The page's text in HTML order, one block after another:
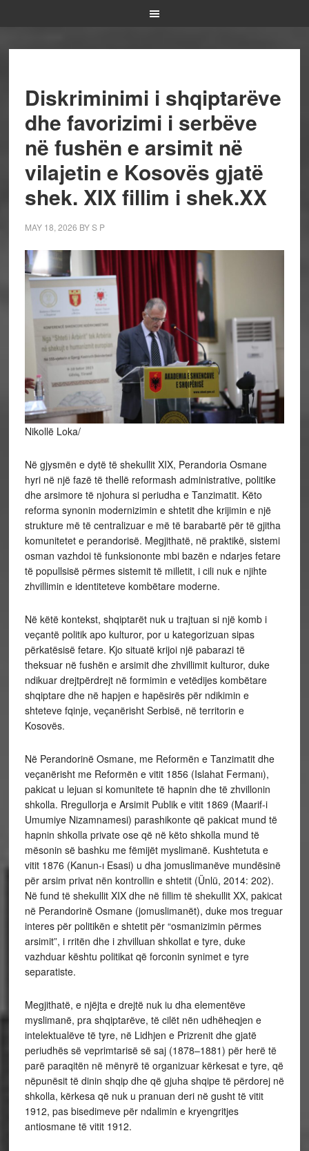
Diskriminimi i shqiptarëve
dhe favorizimi i serbëve
në fushën e arsimit në
vilajetin e Kosovës gjatë
shek. XIX fillim i shek.XX
MAY 18, 2026 BYS P
Nikollë Loka/
Në gjysmën e dytë të shekullit XIX, Perandoria Osmane
hyri në një fazë të thellë reformash administrative, politike
dhe arsimore të njohura si periudha e Tanzimatit. Këto
reforma synonin modernizimin e shtetit dhe krijimin e një
strukture më të centralizuar e më të barabartë për të gjitha
komunitetet e perandorisë. Megjithatë, në praktikë, sistemi
osman vazhdoi të funksiononte mbi bazën e ndarjes fetare
të popullsisë përmes sistemit të milletit, i cili nuk e njihte
zhvillimin e identiteteve kombëtare moderne.
Në këtë kontekst, shqiptarët nuk u trajtuan si një komb i
veçantë politik apo kulturor, por u kategorizuan sipas
përkatësisë fetare. Kjo situatë krijoi një pabarazi të
theksuar në fushën e arsimit dhe zhvillimit kulturor, duke
ndikuar drejtpërdrejt në formimin e vetëdijes kombëtare
shqiptare dhe në hapjen e hapësirës për ndikimin e
shteteve fqinje, veçanërisht Serbisë, në territorin e
Kosovës.
Në Perandorinë Osmane, me Reformën e Tanzimatit dhe
veçanërisht me Reformën e vitit 1856 (Islahat Fermanı),
pakicat u lejuan si komunitete të hapnin dhe të zhvillonin
shkolla. Rregullorja e Arsimit Publik e vitit 1869 (Maarif-i
Umumiye Nizamnamesi) parashikonte që pakicat mund të
hapnin shkolla private ose që në këto shkolla mund të
mësonin së bashku me fëmijët myslimanë. Kushtetuta e
vitit 1876 (Kanun-ı Esasi) u dha jomuslimanëve mundësinë
për arsim privat nën kontrollin e shtetit (Ünlü, 2014: 202).
Në fund të shekullit XIX dhe në fillim të shekullit XX, pakicat
në Perandorinë Osmane (jomuslimanët), duke mos treguar
interes për politikën e shtetit për “osmanizimin përmes
arsimit”, i rritën dhe i zhvilluan shkollat e tyre, duke
vazhduar kështu politikat që forconin synimet e tyre
separatiste.
Megjithatë, e njëjta e drejtë nuk iu dha elementëve
myslimanë, pra shqiptarëve, të cilët nën udhëheqjen e
intelektualëve të tyre, në Lidhjen e Prizrenit dhe gjatë
periudhës së veprimtarisë së saj (1878–1881) për herë të
parë paraqitën në mënyrë të organizuar kërkesat e tyre, që
nëpunësit të dinin shqip dhe që gjuha shqipe të përdorej në
shkolla, kërkesa që nuk u pranuan deri në gusht të vitit
1912, pas bisedimeve për ndalimin e kryengritjes
antiosmane të vitit 1912.